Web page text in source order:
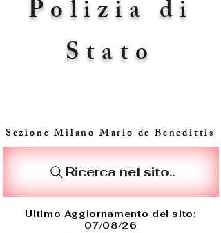
Sezione Milano Mario de Benedittis
Ricerca nel sito..
Polizia di
Stato
Ultimo Aggiornamento del sito:
07/08/26